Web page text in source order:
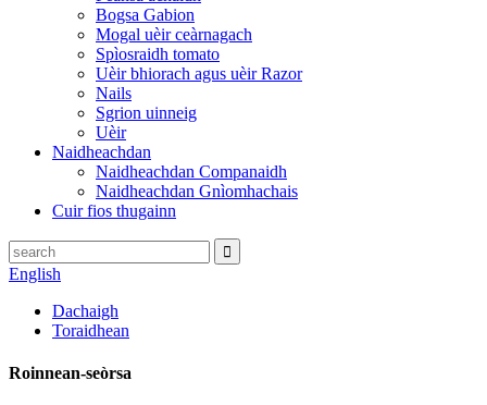
Bogsa Gabion
Mogal uèir ceàrnagach
Spìosraidh tomato
Uèir bhiorach agus uèir Razor
Nails
Sgrion uinneig
Uèir
Naidheachdan
Naidheachdan Companaidh
Naidheachdan Gnìomhachais
Cuir fios thugainn
English
Dachaigh
Toraidhean
Roinnean-seòrsa